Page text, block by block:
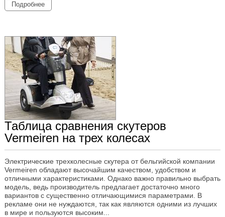
Подробнее
Таблица сравнения скутеров
Vermeiren на трех колесах
Электрические трехколесные скутера от бельгийской компании
Vermeiren обладают высочайшим качеством, удобством и
отличными характеристиками. Однако важно правильно выбрать
модель, ведь производитель предлагает достаточно много
вариантов с существенно отличающимися параметрами. В
рекламе они не нуждаются, так как являются одними из лучших
в мире и пользуются высоким...